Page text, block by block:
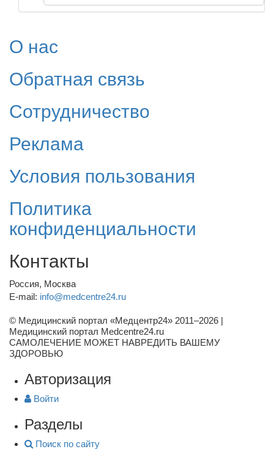
О нас
Обратная связь
Сотрудничество
Реклама
Условия пользования
Политика
конфиденциальности
Контакты
Россия, Москва
E-mail: info@medcentre24.ru
© Медицинский портал «Медцентр24» 2011–2026 |
Медицинский портал Medcentre24.ru
САМОЛЕЧЕНИЕ МОЖЕТ НАВРЕДИТЬ ВАШЕМУ
ЗДОРОВЬЮ
Авторизация
Войти
Разделы
Поиск по сайту